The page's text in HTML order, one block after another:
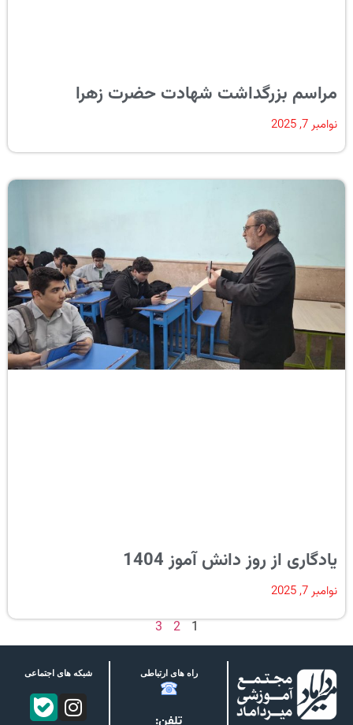
مراسم بزرگداشت شهادت حضرت زهرا
نوامبر 7, 2025
یادگاری از روز دانش آموز 1404
نوامبر 7, 2025
1
2
3
راه های ارتباطی
تلفن:
شبکه های اجتماعی